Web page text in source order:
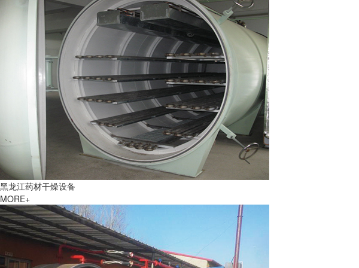
黑龙江药材干燥设备
MORE+